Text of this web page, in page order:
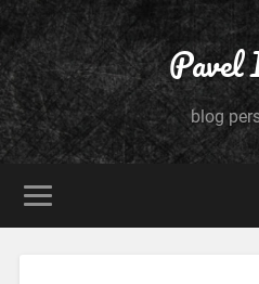
Pavel
blog